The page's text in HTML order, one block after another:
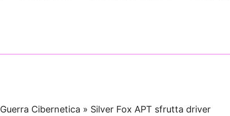
Guerra Cibernetica » Silver Fox APT sfrutta driver